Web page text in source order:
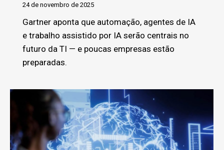
24 de novembro de 2025
Gartner aponta que automação, agentes de IA
e trabalho assistido por IA serão centrais no
futuro da TI — e poucas empresas estão
preparadas.